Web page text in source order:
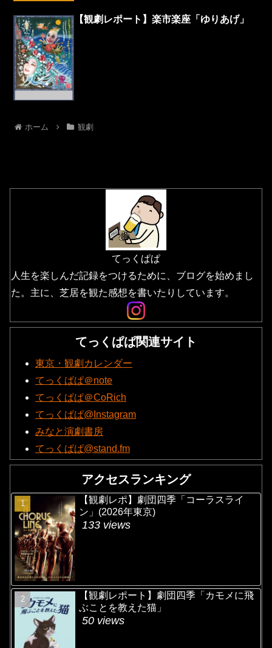
【観劇レポート】楽市楽座「ゆりあげ」
ホーム 観劇
てっくぱぱ
人生を楽しんだ記録をつけるために、ブログを始めまし
た。主に、芝居を観た感想を書いたりしています。
てっくぱぱ関連サイト
東京・観劇カレンダー
てっくぱぱ＠note
てっくぱぱ＠CoRich
てっくぱぱ@Instagram
みなと演劇書房
てっくぱぱ@stand.fm
アクセスランキング
【観劇レポ】劇団四季「コーラスライ
ン」(2026年東京)
133 views
【観劇レポート】劇団四季「カモメに飛
ぶことを教えた猫」
50 views